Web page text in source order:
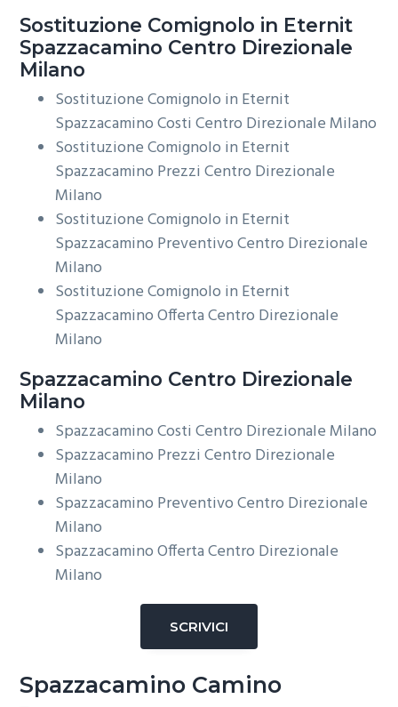
Sostituzione Comignolo in Eternit
Spazzacamino Centro Direzionale
Milano
Sostituzione Comignolo in Eternit
Spazzacamino Costi Centro Direzionale Milano
Sostituzione Comignolo in Eternit
Spazzacamino Prezzi Centro Direzionale
Milano
Sostituzione Comignolo in Eternit
Spazzacamino Preventivo Centro Direzionale
Milano
Sostituzione Comignolo in Eternit
Spazzacamino Offerta Centro Direzionale
Milano
Spazzacamino Centro Direzionale
Milano
Spazzacamino Costi Centro Direzionale Milano
Spazzacamino Prezzi Centro Direzionale
Milano
Spazzacamino Preventivo Centro Direzionale
Milano
Spazzacamino Offerta Centro Direzionale
Milano
SCRIVICI
Spazzacamino Camino